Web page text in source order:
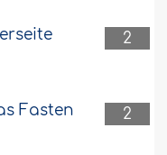
2
2
Fasten